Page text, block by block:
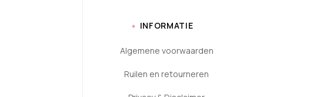
INFORMATIE
Algemene voorwaarden
Ruilen en retourneren